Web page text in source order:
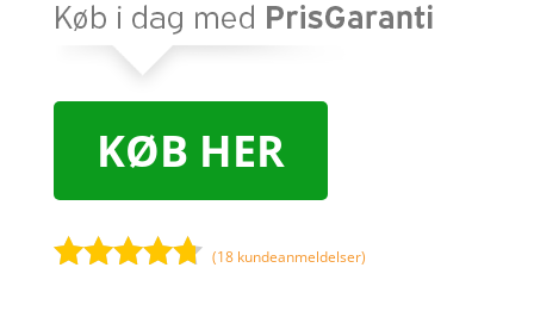
KØB HER
(18 kundeanmeldelser)